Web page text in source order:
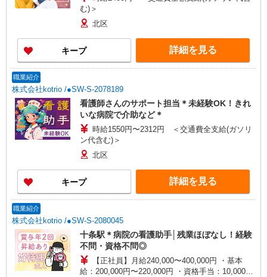
む)＞
北区
キープ 詳細を見る
職業紹介
株式会社kotrio /●SW-S-2078189
看護師さんのサポート担当＊未経験OK！きれ
いな病院で介助など＊
時給1550円〜2312円 ＜交通費全支給(ガソリ
ン代含む)＞
北区
キープ 詳細を見る
職業紹介
株式会社kotrio /●SW-S-2080045
十条駅＊病院の看護助手│残業ほぼなし！経験
不問・資格不問◎
【正社員】月給240,000〜400,000円 ・基本
給：200,000円〜220,000円 ・資格手当：10,000〜